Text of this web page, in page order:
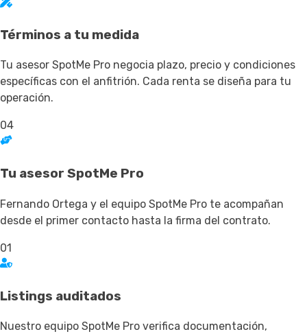
Términos a tu medida
Tu asesor SpotMe Pro negocia plazo, precio y condiciones
específicas con el anfitrión. Cada renta se diseña para tu
operación.
04
Tu asesor SpotMe Pro
Fernando Ortega y el equipo SpotMe Pro te acompañan
desde el primer contacto hasta la firma del contrato.
01
Listings auditados
Nuestro equipo SpotMe Pro verifica documentación,